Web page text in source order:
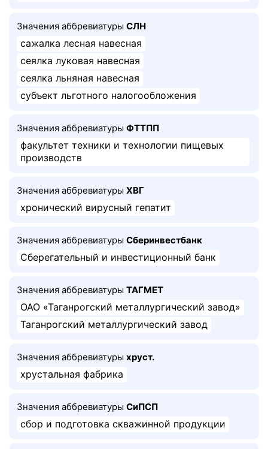
Значения аббревиатуры СЛН
сажалка лесная навесная
сеялка луковая навесная
сеялка льняная навесная
субъект льготного налогообложения
Значения аббревиатуры ФТТПП
факультет техники и технологии пищевых
производств
Значения аббревиатуры ХВГ
хронический вирусный гепатит
Значения аббревиатуры Сберинвестбанк
Сберегательный и инвестиционный банк
Значения аббревиатуры ТАГМЕТ
ОАО «Таганрогский металлургический завод»
Таганрогский металлургический завод
Значения аббревиатуры хруст.
хрустальная фабрика
Значения аббревиатуры СиПСП
сбор и подготовка скважинной продукции